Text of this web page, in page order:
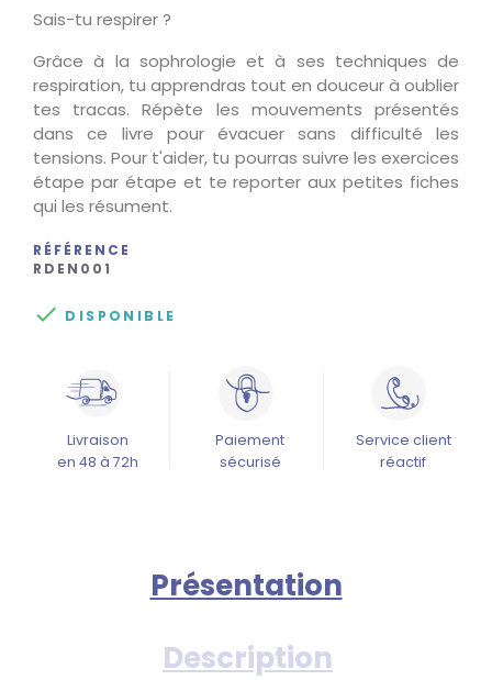
Sais-tu respirer ?
Grâce à la sophrologie et à ses techniques de
respiration, tu apprendras tout en douceur à oublier
tes tracas. Répète les mouvements présentés
dans ce livre pour évacuer sans difficulté les
tensions. Pour t'aider, tu pourras suivre les exercices
étape par étape et te reporter aux petites fiches
qui les résument.
RÉFÉRENCE
RDEN001
 DISPONIBLE
Livraison
en 48 à 72h
Paiement
sécurisé
Service client
réactif
Présentation
Description